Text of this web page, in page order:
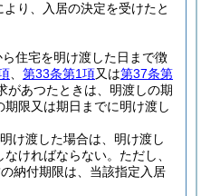
り、入居の決定を受けたと
住宅を明け渡した日まで徴
第33条第1項又は第37条第
があつたときは、明渡しの期
期限又は期日までに明け渡し
け渡した場合は、明け渡し
ければならない。 ただし、
納付期限は、当該指定入居